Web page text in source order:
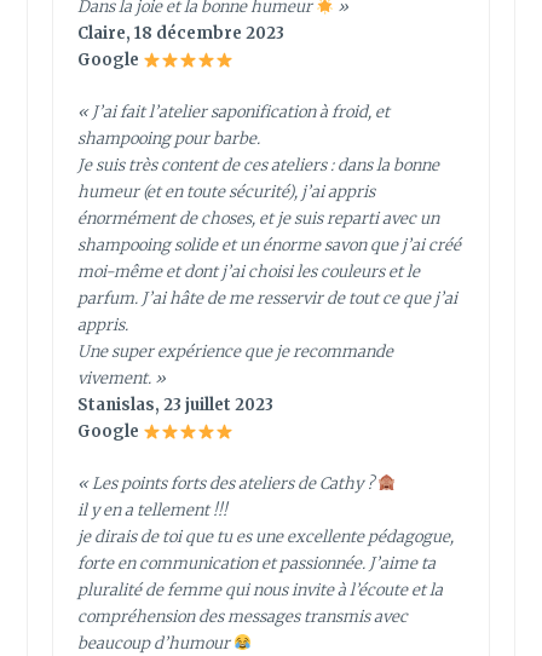
Dans la joie et la bonne humeur
»
Claire, 18 décembre 2023
Google
« J’ai fait l’atelier saponification à froid, et
shampooing pour barbe.
Je suis très content de ces ateliers : dans la bonne
humeur (et en toute sécurité), j’ai appris
énormément de choses, et je suis reparti avec un
shampooing solide et un énorme savon que j’ai créé
moi-même et dont j’ai choisi les couleurs et le
parfum. J’ai hâte de me resservir de tout ce que j’ai
appris.
Une super expérience que je recommande
vivement. »
Stanislas, 23 juillet 2023
Google
« Les points forts des ateliers de Cathy ?
il y en a tellement !!!
je dirais de toi que tu es une excellente pédagogue,
forte en communication et passionnée. J’aime ta
pluralité de femme qui nous invite à l’écoute et la
compréhension des messages transmis avec
beaucoup d’humour